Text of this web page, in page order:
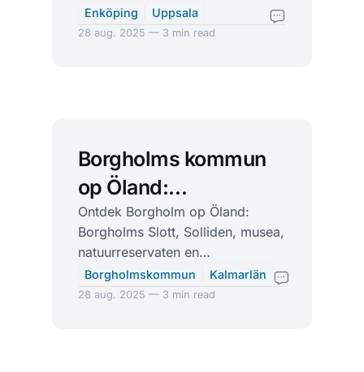
het Mälarenmeer, tussen
Stockholm en Uppsala.
Enköping Uppsala
28 aug. 2025 — 3 min read
Borgholms kommun
op Öland:
kasteelruïne,
koninklijke tuinen en
kustlicht
Ontdek Borgholm op Öland:
Borgholms Slott, Solliden, musea,
natuurreservaten en
kustwandelingen. Makkelijk via
Kalmar en de Ölandsbron.
Borgholmskommun Kalmarlän
28 aug. 2025 — 3 min read